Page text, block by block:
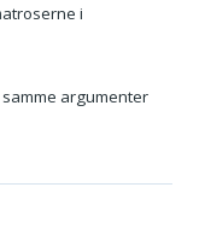
i
argumenter